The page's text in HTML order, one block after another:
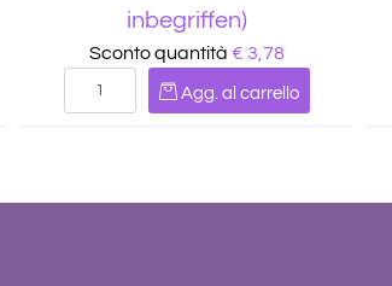
inbegriffen)
Sconto quantità € 3,78
Quantità
Agg. al carrello